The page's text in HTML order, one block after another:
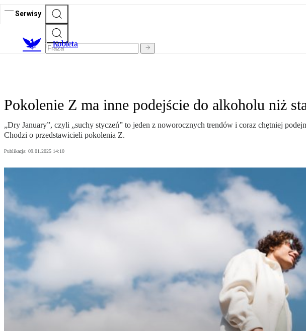
Serwisy
Kobieta
Pokolenie Z ma inne podejście do alkoholu niż
„Dry January”, czyli „suchy styczeń” to jeden z noworocznych trendów i coraz chętniej
Chodzi o przedstawicieli pokolenia Z.
Publikacja: 09.01.2025 14:10